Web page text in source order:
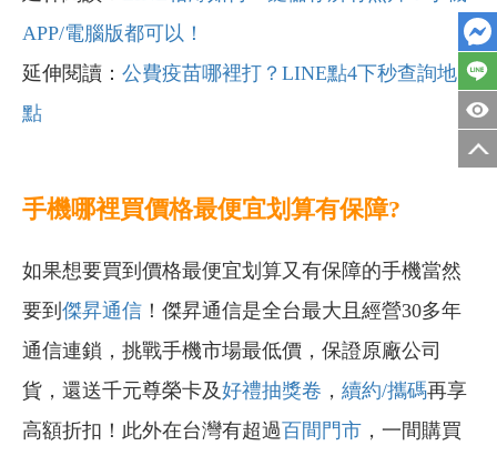
APP/電腦版都可以！
延伸閱讀： 公費疫苗哪裡打？LINE點4下秒查詢地
點
手機哪裡買價格最便宜划算有保障?
如果想要買到價格最便宜划算又有保障的手機當然
要到 傑昇通信 ！傑昇通信是全台最大且經營30多年
通信連鎖，挑戰手機市場最低價，保證原廠公司
貨，還送千元尊榮卡及好禮抽獎卷 ， 續約/攜碼再享
高額折扣！此外在台灣有超過百間門市 ，一間購買